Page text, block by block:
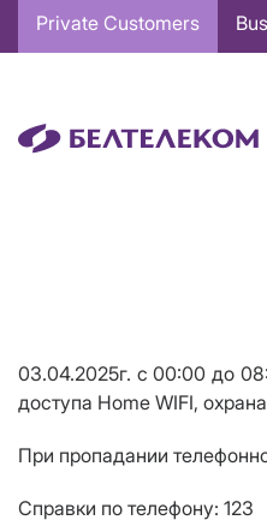
Основная
навигация
Private Customers
03.04.2025г. с 00:00 до
доступа Home WIFI,
При пропадании
Справки по